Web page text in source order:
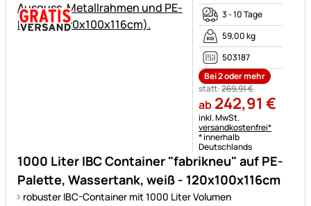
1000 Liter IBC Container "fabrikneu" auf PE-
Palette, Wassertank, weiß - 120x100x116cm
robuster IBC-Container mit 1000 Liter Volumen
3 - 10 Tage
59,00 kg
503187
Bei 2 oder mehr
statt:269,91€
ab 242,91 €
Steuerhinweis:
inkl. MwSt.
versandkostenfrei*
* innerhalb
Deutschlands